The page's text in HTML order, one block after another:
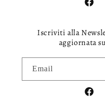
Iscriviti alla
aggiornata
Email